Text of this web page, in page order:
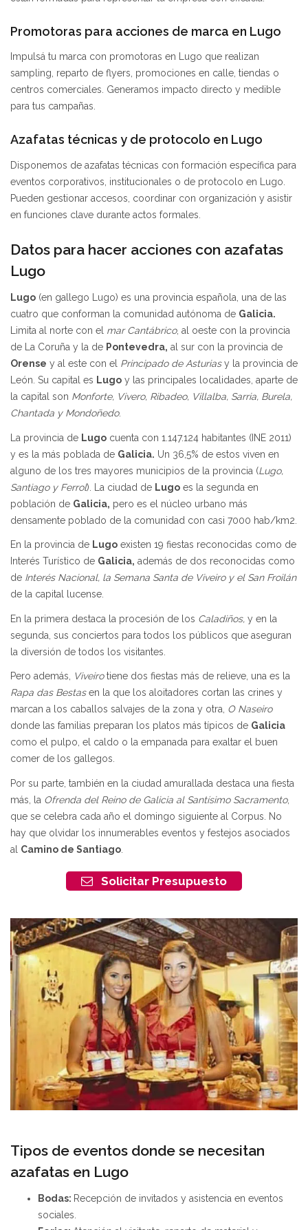
Promotoras para acciones de marca en Lugo
Impulsá tu marca con promotoras en Lugo que realizan
sampling, reparto de flyers, promociones en calle, tiendas o
centros comerciales. Generamos impacto directo y medible
para tus campañas.
Azafatas técnicas y de protocolo en Lugo
Disponemos de azafatas técnicas con formación específica para
eventos corporativos, institucionales o de protocolo en Lugo.
Pueden gestionar accesos, coordinar con organización y asistir
en funciones clave durante actos formales.
Datos para hacer acciones con azafatas
Lugo
Lugo (en gallego Lugo) es una provincia española, una de las
cuatro que conforman la comunidad autónoma de Galicia.
Limita al norte con el mar Cantábrico, al oeste con la provincia
de La Coruña y la de Pontevedra, al sur con la provincia de
Orense y al este con el Principado de Asturiasy la provincia de
León. Su capital es Lugo y las principales localidades, aparte de
la capital son Monforte, Vivero, Ribadeo, Villalba, Sarria, Burela,
Chantada y Mondoñedo.
La provincia de Lugo cuenta con 1.147.124 habitantes (INE 2011)
y es la más poblada de Galicia. Un 36,5% de estos viven en
alguno de los tres mayores municipios de la provincia (Lugo,
Santiago y Ferrol). La ciudad de Lugo es la segunda en
población de Galicia, pero es el núcleo urbano más
densamente poblado de la comunidad con casi 7000 hab/km2.
En la provincia de Lugo existen 19 fiestas reconocidas como de
Interés Turístico de Galicia, además de dos reconocidas como
de Interés Nacional, la Semana Santa de Viveiro y el San Froilán
de la capital lucense.
En la primera destaca la procesión de los Caladiños, y en la
segunda, sus conciertos para todos los públicos que aseguran
la diversión de todos los visitantes.
Pero además, Viveirotiene dos fiestas más de relieve, una es la
Rapa das Bestasen la que los aloitadores cortan las crines y
marcan a los caballos salvajes de la zona y otra, O Naseiro
donde las familias preparan los platos más típicos de Galicia
como el pulpo, el caldo o la empanada para exaltar el buen
comer de los gallegos.
Por su parte, también en la ciudad amurallada destaca una fiesta
más, la Ofrenda del Reino de Galicia al Santísimo Sacramento,
que se celebra cada año el domingo siguiente al Corpus. No
hay que olvidar los innumerables eventos y festejos asociados
al Camino de Santiago
Solicitar Presupuesto
Tipos de eventos donde se necesitan
azafatas en Lugo
Bodas: Recepción de invitados y asistencia en eventos
sociales.